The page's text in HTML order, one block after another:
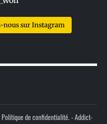
nous sur Instagram
de confidentialité.- Addict-